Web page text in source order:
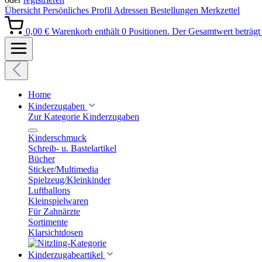
Übersicht Persönliches Profil Adressen Bestellungen Merkzettel
0,00 € Warenkorb enthält 0 Positionen. Der Gesamtwert
Home
Kinderzugaben
Zur Kategorie Kinderzugaben
Kinderschmuck
Schreib- u. Bastelartikel
Bücher
Sticker/Multimedia
Spielzeug/Kleinkinder
Luftballons
Kleinspielwaren
Für Zahnärzte
Sortimente
Klarsichtdosen
Kinderzugabeartikel